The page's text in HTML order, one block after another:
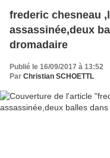
frederic chesneau
assassinée,deux
dromadaire
Publié le 16/09/2017 à 13:52
Par Christian SCHOETTL